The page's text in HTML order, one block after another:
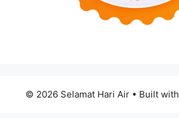
© 2026 Selamat Hari Air• Built with